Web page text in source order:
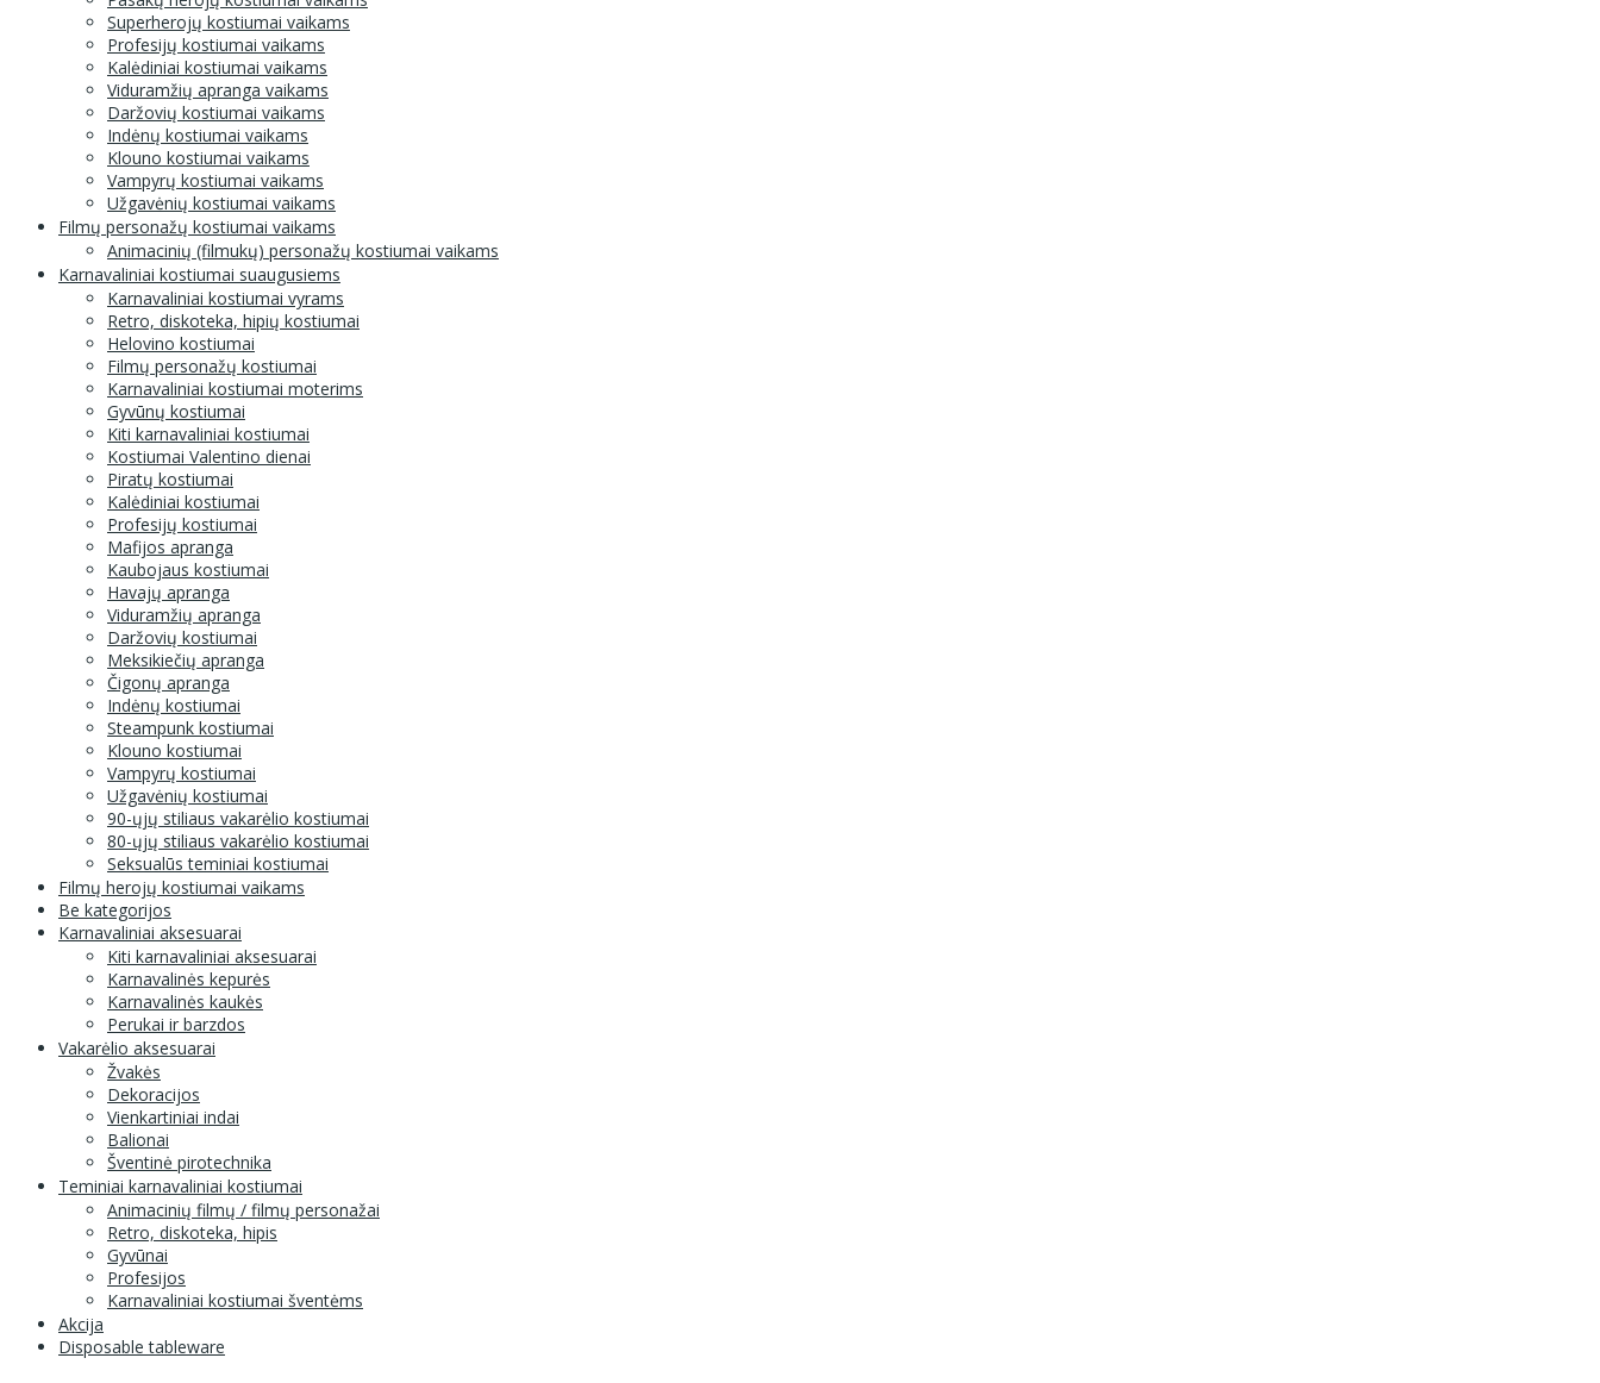
Superherojų kostiumai vaikams
Profesijų kostiumai vaikams
Kalėdiniai kostiumai vaikams
Viduramžių apranga vaikams
Daržovių kostiumai vaikams
Indėnų kostiumai vaikams
Klouno kostiumai vaikams
Vampyrų kostiumai vaikams
Užgavėnių kostiumai vaikams
Filmų personažų kostiumai vaikams
Animacinių (filmukų) personažų kostiumai vaikams
Karnavaliniai kostiumai suaugusiems
Karnavaliniai kostiumai vyrams
Retro, diskoteka, hipių kostiumai
Helovino kostiumai
Filmų personažų kostiumai
Karnavaliniai kostiumai moterims
Gyvūnų kostiumai
Kiti karnavaliniai kostiumai
Kostiumai Valentino dienai
Piratų kostiumai
Kalėdiniai kostiumai
Profesijų kostiumai
Mafijos apranga
Kaubojaus kostiumai
Havajų apranga
Viduramžių apranga
Daržovių kostiumai
Meksikiečių apranga
Čigonų apranga
Indėnų kostiumai
Steampunk kostiumai
Klouno kostiumai
Vampyrų kostiumai
Užgavėnių kostiumai
90-ųjų stiliaus vakarėlio kostiumai
80-ųjų stiliaus vakarėlio kostiumai
Seksualūs teminiai kostiumai
Filmų herojų kostiumai vaikams
Be kategorijos
Karnavaliniai aksesuarai
Kiti karnavaliniai aksesuarai
Karnavalinės kepurės
Karnavalinės kaukės
Perukai ir barzdos
Vakarėlio aksesuarai
Žvakės
Dekoracijos
Vienkartiniai indai
Balionai
Šventinė pirotechnika
Teminiai karnavaliniai kostiumai
Animacinių filmų / filmų personažai
Retro, diskoteka, hipis
Gyvūnai
Profesijos
Karnavaliniai kostiumai šventėms
Akcija
Disposable tableware